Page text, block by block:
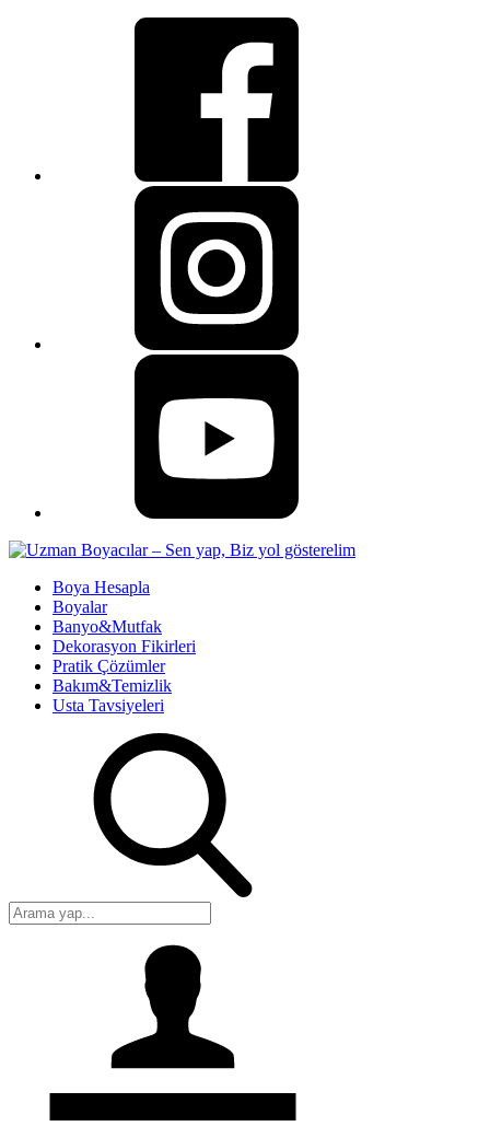
Boya Hesapla
Boyalar
Banyo&Mutfak
Dekorasyon Fikirleri
Pratik Çözümler
Bakım&Temizlik
Usta Tavsiyeleri